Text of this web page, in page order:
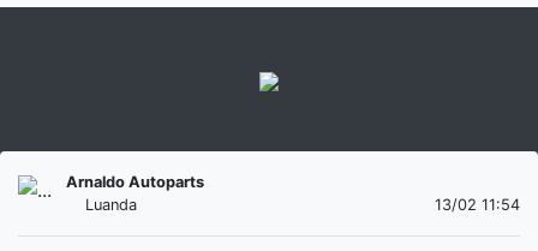
Arnaldo Autoparts
Luanda
13/02 11:54